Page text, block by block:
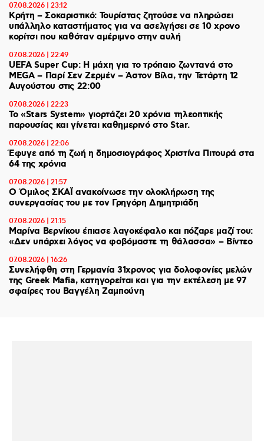
07.08.2026 | 23:12
Κρήτη – Σοκαριστικό: Τουρίστας ζητούσε να πληρώσει
υπάλληλο καταστήματος για να ασελγήσει σε 10 χρονο
κορίτσι που καθόταν αμέριμνο στην αυλή
07.08.2026 | 22:49
UEFA Super Cup: Η μάχη για το τρόπαιο ζωντανά στο
MEGA – Παρί Σεν Ζερμέν – Άστον Βίλα, την Τετάρτη 12
Αυγούστου στις 22:00
07.08.2026 | 22:23
Το «Stars System» γιορτάζει 20 χρόνια τηλεοπτικής
παρουσίας και γίνεται καθημερινό στο Star.
07.08.2026 | 22:06
Έφυγε από τη ζωή η δημοσιογράφος Χριστίνα Πιτουρά στα
64 της χρόνια
07.08.2026 | 21:57
Ο Όμιλος ΣΚΑΪ ανακοίνωσε την ολοκλήρωση της
συνεργασίας του με τον Γρηγόρη Δημητριάδη
07.08.2026 | 21:15
Μαρίνα Βερνίκου έπιασε λαγοκέφαλο και πόζαρε μαζί του:
«Δεν υπάρχει λόγος να φοβόμαστε τη θάλασσα» – Βίντεο
07.08.2026 | 16:26
Συνελήφθη στη Γερμανία 31χρονος για δολοφονίες μελών
της Greek Mafia, κατηγορείται και για την εκτέλεση με 97
σφαίρες του Βαγγέλη Ζαμπούνη